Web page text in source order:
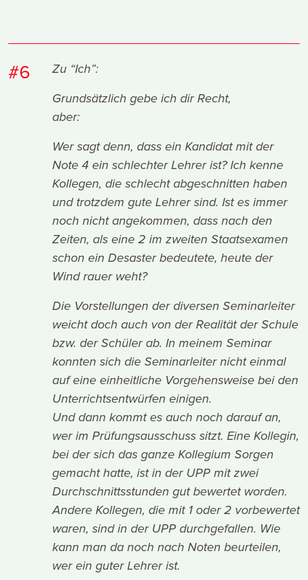
#6
Zu “Ich”:
Grundsätzlich gebe ich dir Recht,
aber:
Wer sagt denn, dass ein Kandidat mit der
Note 4 ein schlechter Lehrer ist? Ich kenne
Kollegen, die schlecht abgeschnitten haben
und trotzdem gute Lehrer sind. Ist es immer
noch nicht angekommen, dass nach den
Zeiten, als eine 2 im zweiten Staatsexamen
schon ein Desaster bedeutete, heute der
Wind rauer weht?
Die Vorstellungen der diversen Seminarleiter
weicht doch auch von der Realität der Schule
bzw. der Schüler ab. In meinem Seminar
konnten sich die Seminarleiter nicht einmal
auf eine einheitliche Vorgehensweise bei den
Unterrichtsentwürfen einigen.
Und dann kommt es auch noch darauf an,
wer im Prüfungsausschuss sitzt. Eine Kollegin,
bei der sich das ganze Kollegium Sorgen
gemacht hatte, ist in der UPP mit zwei
Durchschnittsstunden gut bewertet worden.
Andere Kollegen, die mit 1 oder 2 vorbewertet
waren, sind in der UPP durchgefallen. Wie
kann man da noch nach Noten beurteilen,
wer ein guter Lehrer ist.